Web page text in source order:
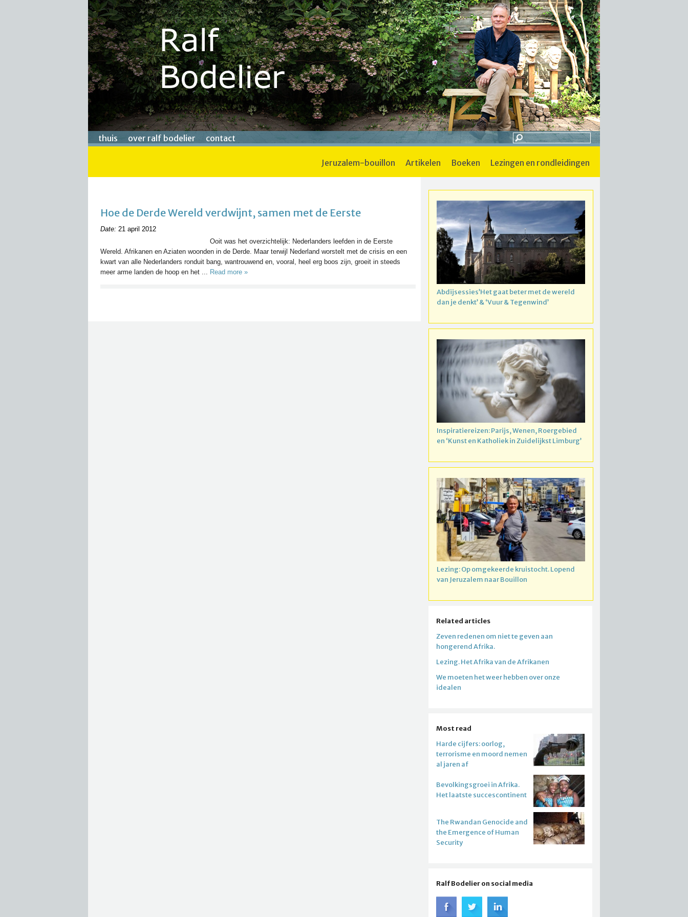
thuis over ralf bodelier contact
jeruzalem-bouillon artikelen boeken lezingen en rondleidingen
Hoe de Derde Wereld verdwijnt, samen met de Eerste
Date: 21 april 2012
Ooit was het overzichtelijk: Nederlanders leefden in de Eerste
Wereld. Afrikanen en Aziaten woonden in de Derde. Maar terwijl Nederland worstelt met de crisis en een
kwart van alle Nederlanders ronduit bang, wantrouwend en, vooral, heel erg boos zijn, groeit in steeds
meer arme landen de hoop en het ... Read more »
Abdijsessies’Het gaat beter met de wereld
dan je denkt’ & ‘Vuur & Tegenwind’
Inspiratiereizen: Parijs, Wenen, Roergebied
en ‘Kunst en Katholiek in Zuidelijkst Limburg’
Lezing: Op omgekeerde kruistocht. Lopend
van Jeruzalem naar Bouillon
Related articles
Zeven redenen om niet te geven aan
hongerend Afrika.
Lezing. Het Afrika van de Afrikanen
We moeten het weer hebben over onze
idealen
Most read
Harde cijfers: oorlog,
terrorisme en moord nemen
al jaren af
Bevolkingsgroei in Afrika.
Het laatste succescontinent
The Rwandan Genocide and
the Emergence of Human
Security
Ralf Bodelier on social media